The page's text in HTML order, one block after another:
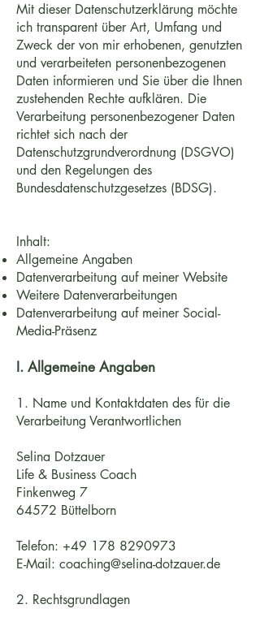
Mit dieser Datenschutzerklärung möchte
ich transparent über Art, Umfang und
Zweck der von mir erhobenen, genutzten
und verarbeiteten personenbezogenen
Daten informieren und Sie über die Ihnen
zustehenden Rechte aufklären. Die
Verarbeitung personenbezogener Daten
richtet sich nach der
Datenschutzgrundverordnung (DSGVO)
und den Regelungen des
Bundesdatenschutzgesetzes (BDSG).
Inhalt:
Allgemeine Angaben
Datenverarbeitung auf meiner Website
Weitere Datenverarbeitungen
Datenverarbeitung auf meiner Social-
Media-Präsenz
I. Allgemeine Angaben
1. Name und Kontaktdaten des für die
Verarbeitung Verantwortlichen
Selina Dotzauer
Life & Business Coach
Finkenweg 7
64572 Büttelborn
Telefon: +49 178 8290973
E-Mail: coaching@selina-dotzauer.de
2. Rechtsgrundlagen